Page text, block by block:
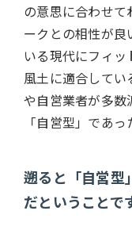
の意思に合わせて
ークとの相性が
いる現代にフィ
風土に適合してい
や自営業者が多数
「自営型」であっ
遡ると「自営型
だということで